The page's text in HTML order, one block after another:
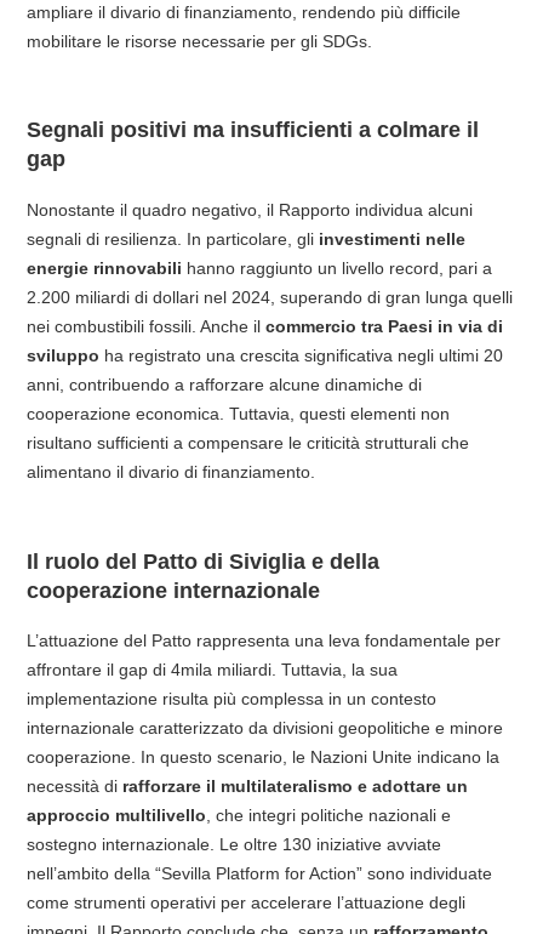
ampliare il divario di finanziamento, rendendo più difficile
mobilitare le risorse necessarie per gli SDGs.
Segnali positivi ma insufficienti a colmare il
gap
Nonostante il quadro negativo, il Rapporto individua alcuni
segnali di resilienza. In particolare, gli investimenti nelle
energie rinnovabili hanno raggiunto un livello record, pari a
2.200 miliardi di dollari nel 2024, superando di gran lunga quelli
nei combustibili fossili. Anche il commercio tra Paesi in via di
sviluppo ha registrato una crescita significativa negli ultimi 20
anni, contribuendo a rafforzare alcune dinamiche di
cooperazione economica. Tuttavia, questi elementi non
risultano sufficienti a compensare le criticità strutturali che
alimentano il divario di finanziamento.
Il ruolo del Patto di Siviglia e della
cooperazione internazionale
L’attuazione del Patto rappresenta una leva fondamentale per
affrontare il gap di 4mila miliardi. Tuttavia, la sua
implementazione risulta più complessa in un contesto
internazionale caratterizzato da divisioni geopolitiche e minore
cooperazione. In questo scenario, le Nazioni Unite indicano la
necessità di rafforzare il multilateralismo e adottare un
approccio multilivello , che integri politiche nazionali e
sostegno internazionale. Le oltre 130 iniziative avviate
nell’ambito della “Sevilla Platform for Action” sono individuate
come strumenti operativi per accelerare l’attuazione degli